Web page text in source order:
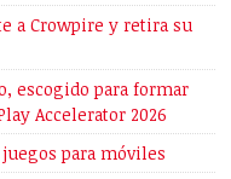
a Crowpire y retira su
escogido para formar
Accelerator 2026
para móviles